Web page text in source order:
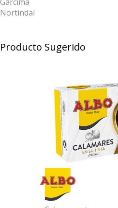
Nortindal
Producto Sugerido